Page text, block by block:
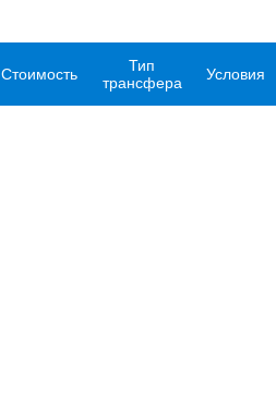
Стоимость
Тип
трансфера
Условия